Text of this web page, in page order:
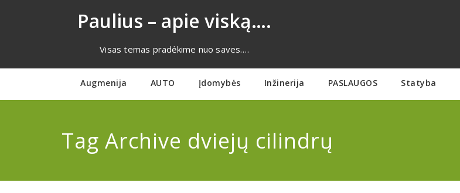
Paulius – apie viską….
Visas temas pradėkime nuo saves….
Augmenija AUTO Įdomybės Inžinerija PASLAUGOS Statyba
Tag Archive dviejų cilindrų